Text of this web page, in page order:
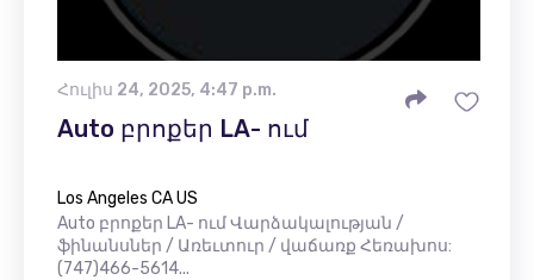
Հուլիս 24, 2025, 4:47 p.m.
Auto բրոքեր LA- ում
Los Angeles CA US
Auto բրոքեր LA- ում Վարձակալության /
ֆինանսներ / Առեւտուր / վաճառք Հեռախոս:
(747)466-5614...